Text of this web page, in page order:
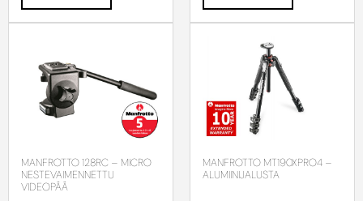
MANFROTTO 128RC – MICRO
NESTEVAIMENNETTU
VIDEOPÄÄ
MANFROTTO MT190XPRO4 –
ALUMIINIJALUSTA